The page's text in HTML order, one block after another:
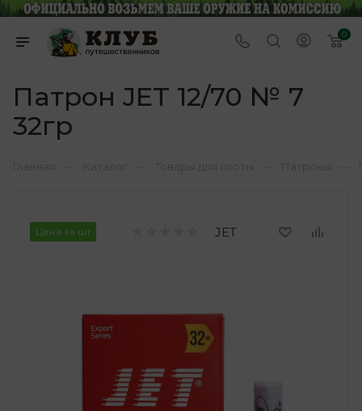
0
Патрон JET 12/70 № 7
32гр
Цена за шт JET